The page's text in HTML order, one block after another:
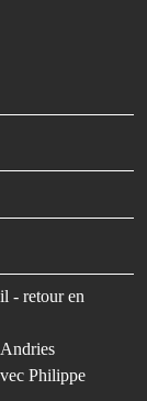
- retour en
Philippe